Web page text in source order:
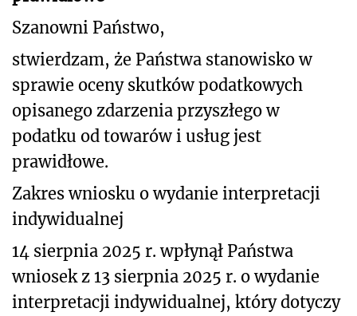
Szanowni Państwo,
stwierdzam, że Państwa stanowisko w
sprawie oceny skutków podatkowych
opisanego zdarzenia przyszłego w
podatku od towarów i usług jest
prawidłowe.
Zakres wniosku o wydanie interpretacji
indywidualnej
14 sierpnia 2025 r. wpłynął Państwa
wniosek z 13 sierpnia 2025 r. o wydanie
interpretacji indywidualnej, który dotyczy